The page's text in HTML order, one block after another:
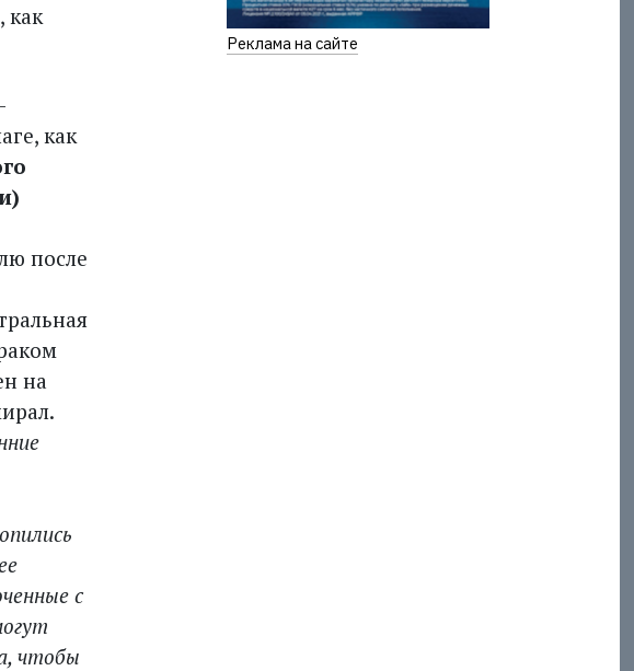
как
как
после
на
с
чтобы
Реклама на сайте